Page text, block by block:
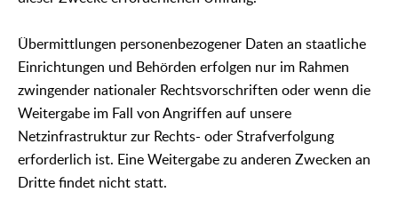
Übermittlungen personenbezogener Daten an staatliche
Einrichtungen und Behörden erfolgen nur im Rahmen
zwingender nationaler Rechtsvorschriften oder wenn die
Weitergabe im Fall von Angriffen auf unsere
Netzinfrastruktur zur Rechts- oder Strafverfolgung
erforderlich ist. Eine Weitergabe zu anderen Zwecken an
Dritte findet nicht statt.